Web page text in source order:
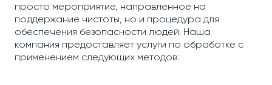
просто мероприятие, направленное на
поддержание чистоты, но и процедура для
обеспечения безопасности людей. Наша
компания предоставляет услуги по обработке с
применением следующих методов: